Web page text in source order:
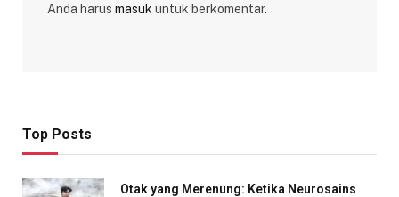
Anda harus masuk untuk berkomentar.
Top Posts
Otak yang Merenung: Ketika Neurosains